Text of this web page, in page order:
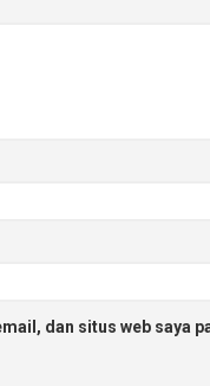
dan situs web saya